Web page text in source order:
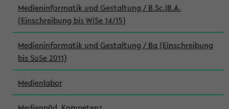
Medieninformatik und Gestaltung / B.Sc.|B.A.
(Einschreibung bis WiSe 14/15)
Medieninformatik und Gestaltung / Ba (Einschreibung
bis SoSe 2011)
Medienlabor